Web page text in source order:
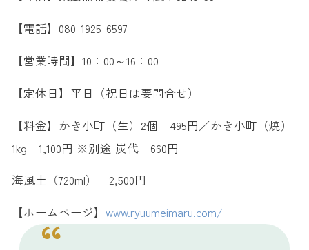
【電話】080-1925-6597
【営業時間】10：00～16：00
【定休日】平日（祝日は要問合せ）
【料金】かき小町（生）2個 495円／かき小町（焼）
1kg 1,100円 ※別途 炭代 660円
海風土（720ml） 2,500円
【ホームページ】 www.ryuumeimaru.com/